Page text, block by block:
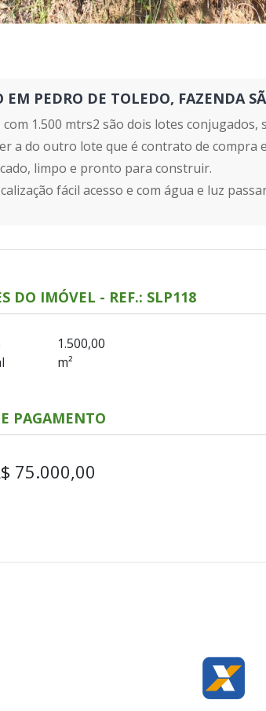
EM PEDRO DE TOLEDO, FAZENDA
1.500 mtrs2 são dois lotes
a do outro lote que é contrato de compra
limpo e pronto para construir.
fácil acesso e com água e luz
DO IMÓVEL - REF.: SLP118
1.500,00
m²
PAGAMENTO
75.000,00